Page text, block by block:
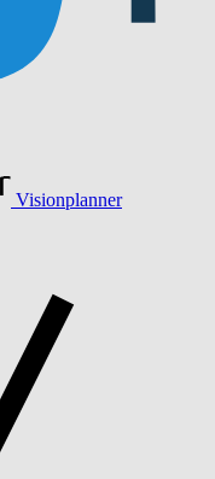
Visionplanner